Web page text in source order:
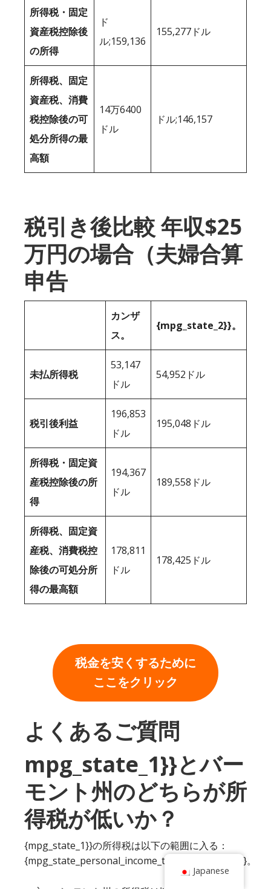
所得税・固定
資産税控除後
の所得
ド
ル;159,136
155,277ドル
所得税、固定
資産税、消費
税控除後の可
処分所得の最
高額
14万6400
ドル
ドル;146,157
税引き後比較 年収$25
万円の場合（夫婦合算
申告
カンザ
ス。
{mpg_state_2}}。
未払所得税
53,147
ドル
54,952ドル
税引後利益
196,853
ドル
195,048ドル
所得税・固定資
産税控除後の所
得
194,367
ドル
189,558ドル
所得税、固定資
産税、消費税控
除後の可処分所
得の最高額
178,811
ドル
178,425ドル
税金を安くするために
ここをクリック
よくあるご質問
mpg_state_1}}とバー
モント州のどちらが所
得税が低いか？
{mpg_state_1}}の所得税は以下の範囲に入る：
{mpg_state_personal_income_tax_rate_range_1}}。
Japanese